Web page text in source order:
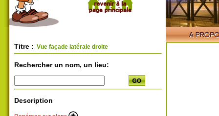
Titre : Vue façade latérale droite
Rechercher un nom, un lieu:
Description